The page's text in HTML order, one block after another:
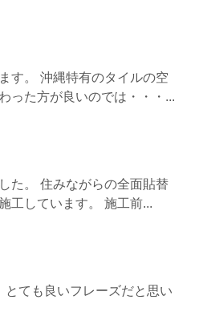
す。 沖縄特有のタイルの空
った方が良いのでは・・・...
た。 住みながらの全面貼替
工しています。 施工前...
ても良いフレーズだと思い